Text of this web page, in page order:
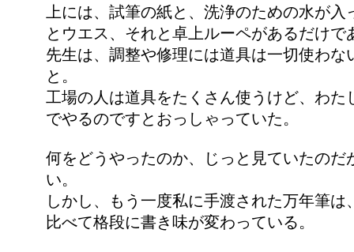
上には、試筆の紙と、洗浄のための水が入
とウエス、それと卓上ルーペがあるだけで
先生は、調整や修理には道具は一切使わな
と。
工場の人は道具をたくさん使うけど、わた
でやるのですとおっしゃっていた。
何をどうやったのか、じっと見ていたのだ
い。
しかし、もう一度私に手渡された万年筆は
比べて格段に書き味が変わっている。